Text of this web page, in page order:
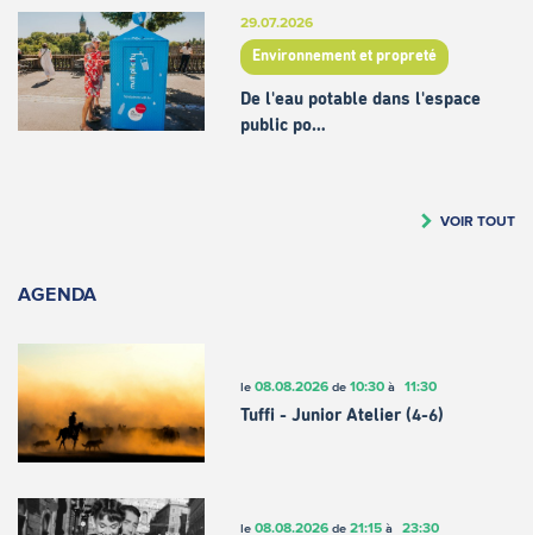
29.07.2026
Environnement et propreté
De l'eau potable dans l'espace
public po…
VOIR TOUT
AGENDA
le 08.08.2026de 10:30à 11:30
Tuffi - Junior Atelier (4-6)
le 08.08.2026de 21:15à 23:30